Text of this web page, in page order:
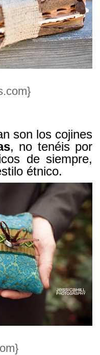
son los cojines
, no tenéis por
de siempre,
étnico.